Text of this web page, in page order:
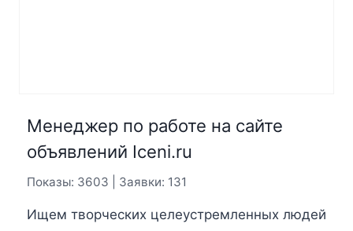
Менеджер по работе на сайте
объявлений Iceni.ru
Показы: 3603 | Заявки: 131
Ищем творческих целеустремленных людей